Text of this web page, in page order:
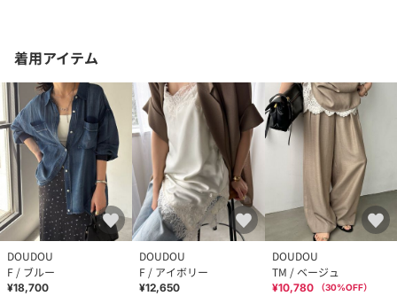
着用アイテム
DOUDOU
F / ブルー
¥18,700
DOUDOU
F / アイボリー
¥12,650
DOUDOU
TM / ベージュ
¥10,780 （30%OFF）